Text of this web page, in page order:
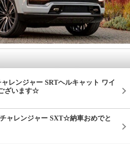
レンジャー SRTヘルキャット ワイ
ざいます☆
ャレンジャー SXT☆納車おめでと